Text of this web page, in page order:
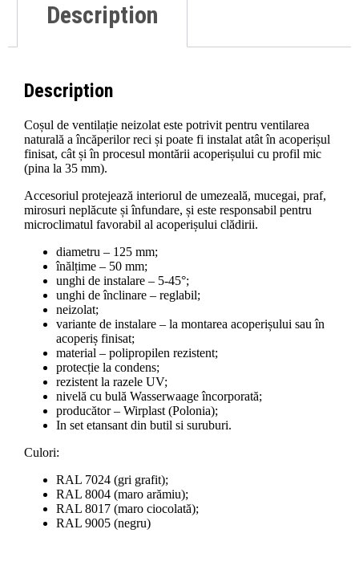
Description
Description
Coșul de ventilație neizolat este potrivit pentru ventilarea
naturală a încăperilor reci și poate fi instalat atât în acoperișul
finisat, cât și în procesul montării acoperișului cu profil mic
(pina la 35 mm).
Accesoriul protejează interiorul de umezeală, mucegai, praf,
mirosuri neplăcute și înfundare, și este responsabil pentru
microclimatul favorabil al acoperișului clădirii.
diametru – 125 mm;
înălțime – 50 mm;
unghi de instalare – 5-45°;
unghi de înclinare – reglabil;
neizolat;
variante de instalare – la montarea acoperișului sau în
acoperiș finisat;
material – polipropilen rezistent;
protecție la condens;
rezistent la razele UV;
nivelă cu bulă Wasserwaage încorporată;
producător – Wirplast (Polonia);
In set etansant din butil si suruburi.
Culori:
RAL 7024 (gri grafit);
RAL 8004 (maro arămiu);
RAL 8017 (maro ciocolată);
RAL 9005 (negru)